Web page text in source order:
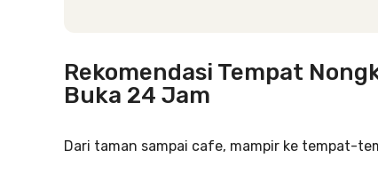
Rekomendasi Tempat
Buka 24 Jam
Dari taman sampai cafe, mampir ke tempat-